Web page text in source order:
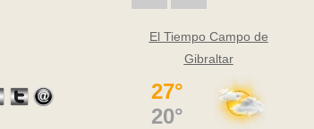
El Tiempo Campo de
Gibraltar